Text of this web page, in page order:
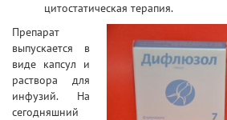
цитостатическая терапия.
Препарат
выпускается в
виде капсул и
раствора для
инфузий. На
сегодняшний